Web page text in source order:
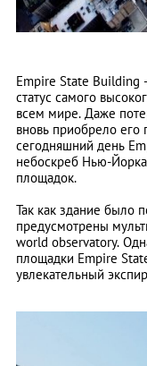
Empire State Building
статус самого
всем мире. Даже
вновь приобрело его
сегодняшний день
небоскреб Нью-
площадок.
Так как здание было
предусмотрены
world observatory.
площадки Empire
увлекательный